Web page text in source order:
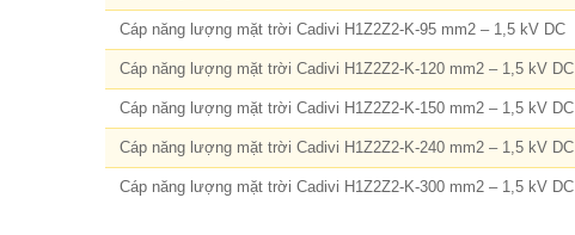
Cáp năng lượng mặt trời Cadivi H1Z2Z2-K-95 mm2 – 1,5 kV DC
Cáp năng lượng mặt trời Cadivi H1Z2Z2-K-120 mm2 – 1,5 kV DC
Cáp năng lượng mặt trời Cadivi H1Z2Z2-K-150 mm2 – 1,5 kV DC
Cáp năng lượng mặt trời Cadivi H1Z2Z2-K-240 mm2 – 1,5 kV DC
Cáp năng lượng mặt trời Cadivi H1Z2Z2-K-300 mm2 – 1,5 kV DC